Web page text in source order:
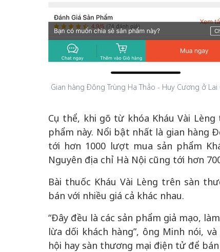
Gian hàng Đông Trùng Hạ Thảo - Huy Cương ở
Cụ thể, khi gõ từ khóa Kháu Vài
phẩm này. Nổi bật nhất là gian hàng
tới hơn 1000 lượt mua sản phẩm
Nguyên địa chỉ Hà Nội cũng tới hơn
Bài thuốc Kháu Vài Lèng trên sàn
bán với nhiều giá cả khác nhau.
“Đây đều là các sản phẩm giả mạo,
lừa dối khách hàng”, ông Minh nói,
hội hay sàn thương mại điện tử để